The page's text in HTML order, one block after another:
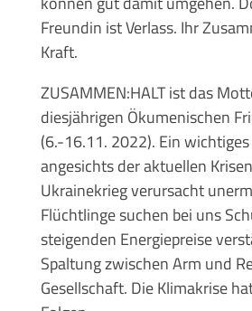
Freundin ist Verlass. Ihr
Kraft.
ZUSAMMEN:HALT ist das
diesjährigen Ökumenischen
(6.-16.11. 2022). Ein
angesichts der aktuellen
Ukrainekrieg verursacht
Flüchtlinge suchen bei uns
steigenden Energiepreise
Spaltung zwischen Arm und
Gesellschaft. Die Klimakrise